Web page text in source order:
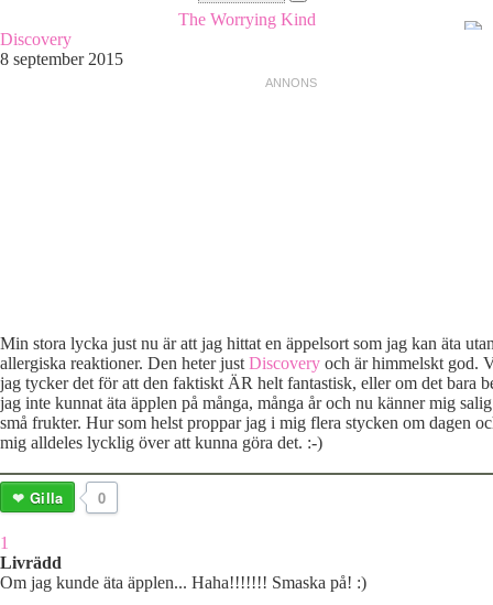
The Worrying Kind
Discovery
8 september 2015
Min stora lycka just nu är att jag hittat en äppelsort som jag kan äta
allergiska reaktioner. Den heter just Discovery och är himmelskt god.
jag tycker det för att den faktiskt ÄR helt fantastisk, eller om det bara
jag inte kunnat äta äpplen på många, många år och nu känner mig
små frukter. Hur som helst proppar jag i mig flera stycken om dagen
mig alldeles lycklig över att kunna göra det. :-)
0
Gilla
1
Livrädd
Om jag kunde äta äpplen... Haha!!!!!!! Smaska på! :)